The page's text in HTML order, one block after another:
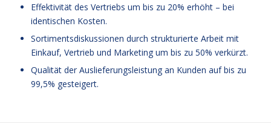
Effektivität des Vertriebs um bis zu 20% erhöht – bei
identischen Kosten.
Sortimentsdiskussionen durch strukturierte Arbeit mit
Einkauf, Vertrieb und Marketing um bis zu 50% verkürzt.
Qualität der Auslieferungsleistung an Kunden auf bis zu
99,5% gesteigert.